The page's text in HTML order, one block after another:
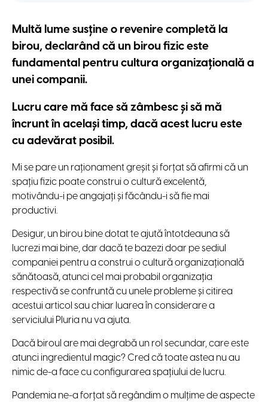
Multă lume susține o revenire completă la
birou, declarând că un birou fizic este
fundamental pentru cultura organizațională a
unei companii.
Lucru care mă face să zâmbesc și să mă
încrunt în același timp, dacă acest lucru este
cu adevărat posibil.
Mi se pare un raționament greșit și forțat să afirmi că un
spațiu fizic poate construi o cultură excelentă,
motivându-i pe angajați și făcându-i să fie mai
productivi.
Desigur, un birou bine dotat te ajută întotdeauna să
lucrezi mai bine, dar dacă te bazezi doar pe sediul
companiei pentru a construi o cultură organizațională
sănătoasă, atunci cel mai probabil organizația
respectivă se confruntă cu unele probleme și citirea
acestui articol sau chiar luarea în considerare a
serviciului Pluria nu va ajuta.
Dacă biroul are mai degrabă un rol secundar, care este
atunci ingredientul magic? Cred că toate astea nu au
nimic de-a face cu configurarea spațiului de lucru.
Pandemia ne-a forțat să regândim o mulțime de aspecte